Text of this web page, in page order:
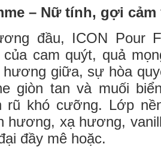
– Nữ tính, gợi
đầu, ICON Pour
cam quýt, quả
giữa, sự hòa
giòn tan và muối
rũ khó cưỡng. Lớp
hương, xạ hương,
đầy mê hoặc.